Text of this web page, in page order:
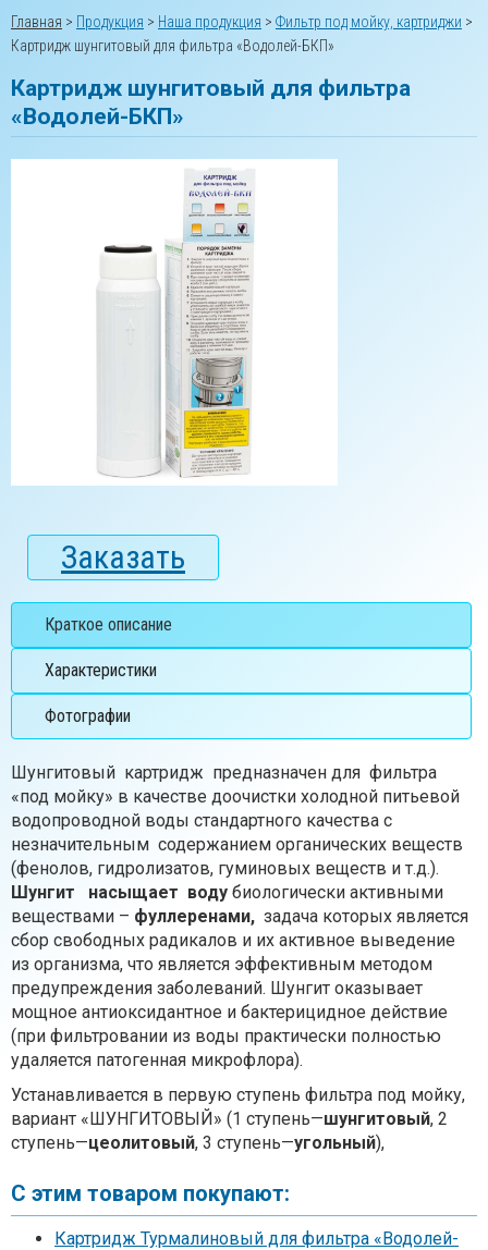
Главная > Продукция > Наша продукция > Фильтр под мойку, картриджи >
Картридж шунгитовый для фильтра «Водолей-БКП»
Картридж шунгитовый для фильтра
«Водолей-БКП»
Заказать
Краткое описание
Характеристики
Фотографии
Шунгитовый картридж предназначен для фильтра
«под мойку» в качестве доочистки холодной питьевой
водопроводной воды стандартного качества с
незначительным содержанием органических веществ
(фенолов, гидролизатов, гуминовых веществ и т.д.).
Шунгит
насыщает воду биологически активными
веществами – фуллеренами, задача которых является
сбор свободных радикалов и их активное выведение
из организма, что является эффективным методом
предупреждения заболеваний. Шунгит оказывает
мощное антиоксидантное и бактерицидное действие
(при фильтровании из воды практически полностью
удаляется патогенная микрофлора).
Устанавливается в первую ступень фильтра под мойку,
вариант «ШУНГИТОВЫЙ» (1 ступень—шунгитовый, 2
ступень—цеолитовый, 3 ступень—угольный),
С этим товаром покупают:
Картридж Турмалиновый для фильтра «Водолей-